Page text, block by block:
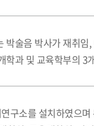
박술음 박사가 재취
학과 및 교육학부의
구소를 설치하였으